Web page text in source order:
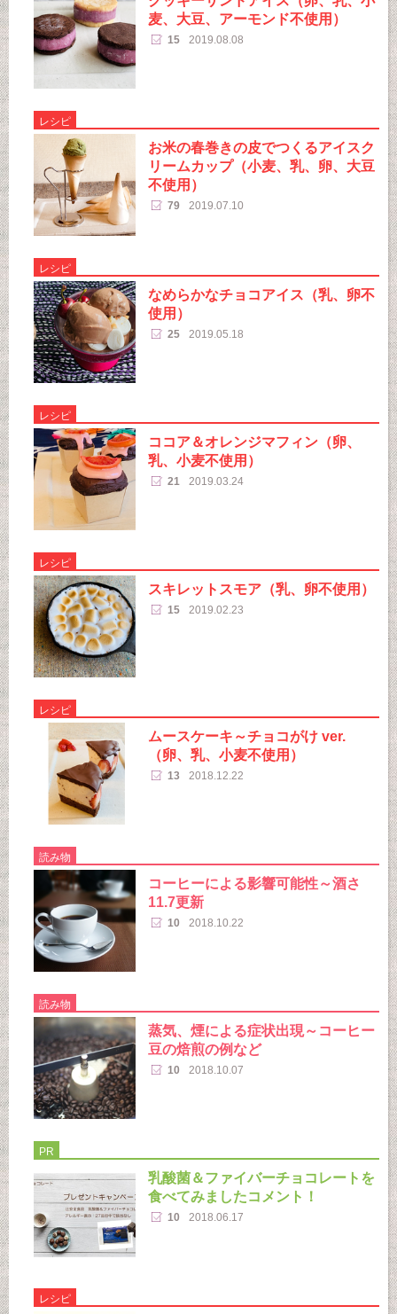
麦、大豆、アーモンド不使用）
15 2019.08.08
レシピ
お米の春巻きの皮でつくるアイスク
リームカップ（小麦、乳、卵、大豆
不使用）
79 2019.07.10
レシピ
なめらかなチョコアイス（乳、卵不
使用）
25 2019.05.18
レシピ
ココア＆オレンジマフィン（卵、
乳、小麦不使用）
21 2019.03.24
レシピ
スキレットスモア（乳、卵不使用）
15 2019.02.23
レシピ
ムースケーキ～チョコがけ ver.
（卵、乳、小麦不使用）
13 2018.12.22
読み物
コーヒーによる影響可能性～酒さ
11.7更新
10 2018.10.22
読み物
蒸気、煙による症状出現～コーヒー
豆の焙煎の例など
10 2018.10.07
PR
乳酸菌＆ファイバーチョコレートを
食べてみましたコメント！
10 2018.06.17
レシピ